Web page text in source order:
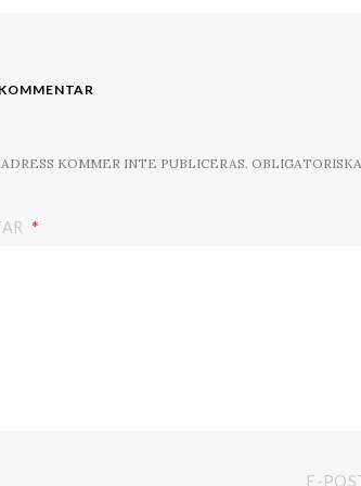
KOMMER INTE PUBLICERAS.
E-